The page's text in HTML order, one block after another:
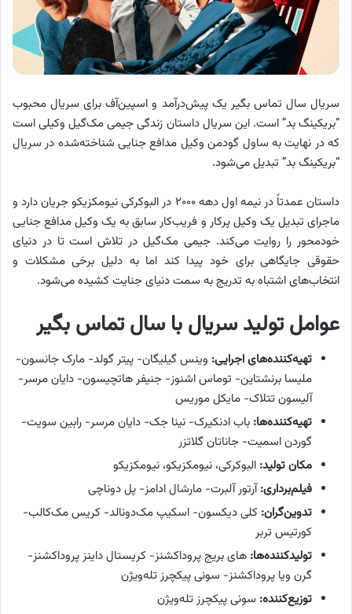
سریال سال تماس بگیر یک پیش‌درآمد و اسپین‌آف برای سریال محبوب
“بریکینگ بد” است. این سریال داستان زندگی جیمی مک‌گیل وکیلی است
که در نهایت به ساول گودمن وکیل مدافع جنایی شناخته‌شده در سریال
“بریکینگ بد” تبدیل می‌شود.
داستان عمدتاً در نیمه اول دهه ۲۰۰۰ در البوکرکی نیومکزیکو جریان دارد و
ماجرای تبدیل یک وکیل پرکار و فریب‌کار سابق به یک وکیل مدافع جنایی
خودمحور را روایت می‌کند. جیمی مک‌گیل در تلاش است تا در دنیای
حقوقی جایگاهی برای خود پیدا کند اما به دلیل برخی مشکلات و
انتخاب‌های اشتباه به تدریج به سمت دنیای جنایت کشیده می‌شود.
عوامل تولید سریال با سال تماس بگیر
تهیه‌کننده‌های اجرایی: وینس گیلیگان- پیتر گولد- مارک جانسون-
ملیسا برنشتاین- توماس اشنوز- جنیفر هاتچیسون- دایان مرسر-
آلیسون تتلاک- مایکل موریس
تهیه‌کننده‌ها: باب ادنکیرک- نینا جک- دایان مرسر- رابین سویت-
گوردن اسمیت- جاناتان گلاتزر
مکان تولید: البوکرکی، نیومکزیکو، نیومکزیکو
فیلم‌برداری:آرتور آلبرت- مارشال ادامز- پل دوناچی
تدوین‌گران: کلی دیکسون- اسکیپ مک‌دونالد- کریس مک‌کالب-
کورتیس تربر
تولیدکننده‌ها: های بریج پروداکشنز- کریستال داینز پروداکشنز-
گرن ویا پروداکشنز- سونی پیکچرز تله‌ویژن
توزیع‌کننده: سونی پیکچرز تله‌ویژن